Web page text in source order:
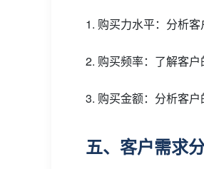
1. 购买力水平：分析
2. 购买频率：了解客
3. 购买金额：分析客
五、客户需求